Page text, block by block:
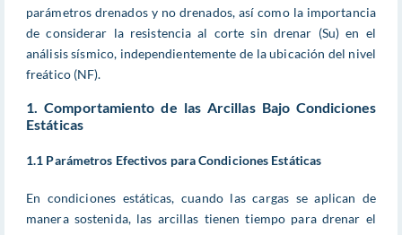
parámetros drenados y no drenados, así como la importancia
de considerar la resistencia al corte sin drenar (Su) en el
análisis sísmico, independientemente de la ubicación del nivel
freático (NF).
1. Comportamiento de las Arcillas Bajo Condiciones
Estáticas
1.1 Parámetros Efectivos para Condiciones Estáticas
En condiciones estáticas, cuando las cargas se aplican de
manera sostenida, las arcillas tienen tiempo para drenar el